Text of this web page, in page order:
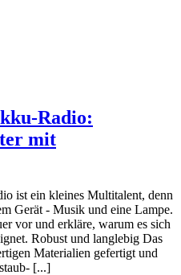
Radio:
mit
ist ein kleines Multitalent, denn
Gerät - Musik und eine Lampe.
vor und erkläre, warum es sich
Robust und langlebig Das
Materialien gefertigt und
[...]